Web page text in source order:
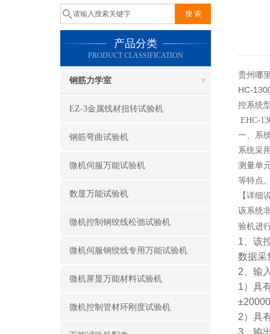
产品分类
PRODUCT CLASSIFICATION
钢筋力学室
EZ-3金属线材扭转试验机
钢筋弯曲试验机
微机伺服万能试验机
数显万能试验机
微机控制钢绞线松弛试验机
微机伺服钢绞线专用万能试验机
微机屏显万能材料试验机
微机控制管材环刚度试验机
贵州哪
HC-
控系统
EHC-
一、系
系统采
测量单
等特点
【详细
该系统
验机进
1、 该
数据采
2、 输
1） 具
2） 具
3
输